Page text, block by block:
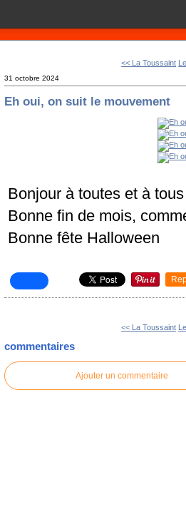
<< La Toussaint
31 octobre 2024
Eh oui, on suit le mouvement
Bonjour à toutes et à tous
Bonne fin de mois,
Bonne fête Halloween
<< La Toussaint
commentaires
Ajouter un commentaire